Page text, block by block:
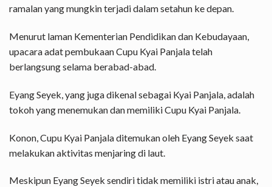
ramalan yang mungkin terjadi dalam setahun ke depan.
Menurut laman Kementerian Pendidikan dan Kebudayaan,
upacara adat pembukaanCupu Kyai Panjala telah
berlangsung selama berabad-abad.
Eyang Seyek, yang juga dikenal sebagai Kyai Panjala, adalah
tokoh yang menemukan dan memiliki Cupu Kyai Panjala.
Konon, Cupu Kyai Panjala ditemukan oleh Eyang Seyek saat
melakukan aktivitas menjaring di laut.
Meskipun Eyang Seyek sendiri tidak memiliki istri atau anak,